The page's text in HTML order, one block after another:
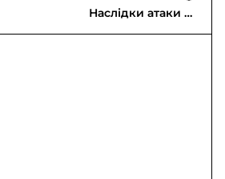
Наслідки атаки на
Вишгородський і